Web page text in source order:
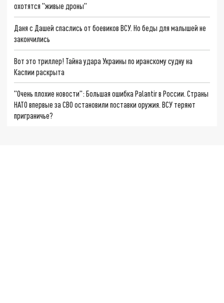
охотятся "живые дроны"
Даня с Дашей спаслись от боевиков ВСУ. Но беды для малышей не
закончились
Вот это триллер! Тайна удара Украины по иранскому судну на
Каспии раскрыта
"Очень плохие новости": Большая ошибка Palantir в России. Страны
НАТО впервые за СВО остановили поставки оружия. ВСУ теряют
приграничье?